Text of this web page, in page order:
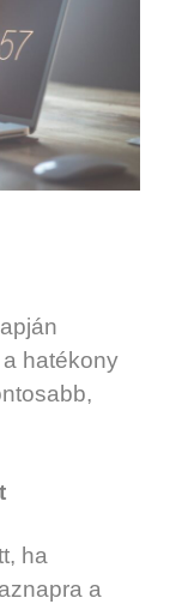
hatékony
ha
a